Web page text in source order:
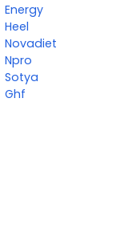
Energy
Heel
Novadiet
Npro
Sotya
Ghf